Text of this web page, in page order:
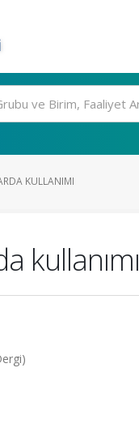
KULLANIMI
kullanımı